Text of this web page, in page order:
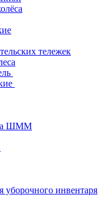
тележек
ШММ
уборочного инвентаря